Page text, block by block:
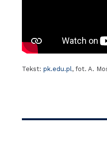
Tekst: pk.edu.pl , fot. A.